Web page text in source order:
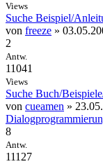
Views
Suche Beispiel/
von freeze »
2
Antw.
11041
Views
Suche Buch/
von cueamen »
8
Antw.
11127